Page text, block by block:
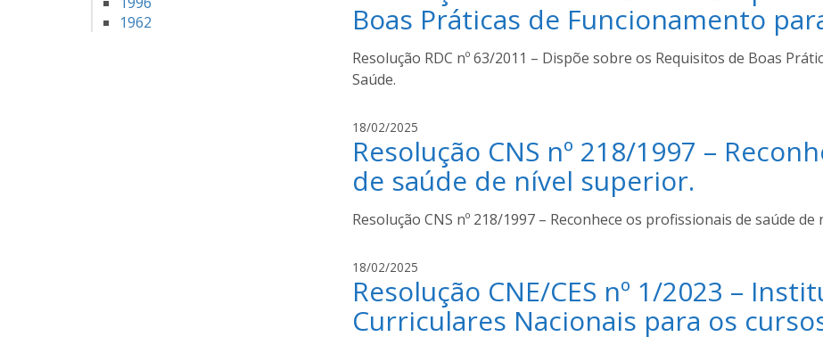
1962
a
n
l
u
c
h
o
Boas Práticas de Funcionamento
Resolução RDC nº 63/2011 – Dispõe sobre os Requisitos de Boas
Saúde.
18/02/2025i
v
a
n
l
o
u
c
h
Resolução CNS nº 218/1997 –
de saúde de nível superior.
Resolução CNS nº 218/1997 – Reconhece os profissionais de saúde
18/02/2025i
v
a
n
Resolução CNE/CES nº 1/2023 –
Curriculares Nacionais para os